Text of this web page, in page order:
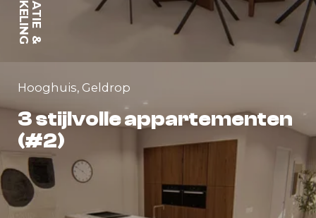
&
Hooghuis, Geldrop
3 stijlvolle appartementen
(#2)